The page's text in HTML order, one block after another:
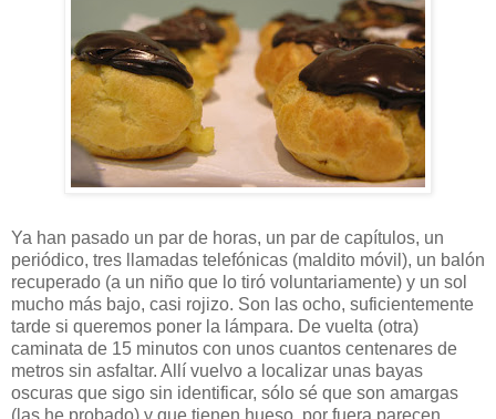
Ya han pasado un par de horas, un par de capítulos, un
periódico, tres llamadas telefónicas (maldito móvil), un balón
recuperado (a un niño que lo tiró voluntariamente) y un sol
mucho más bajo, casi rojizo. Son las ocho, suficientemente
tarde si queremos poner la lámpara. De vuelta (otra)
caminata de 15 minutos con unos cuantos centenares de
metros sin asfaltar. Allí vuelvo a localizar unas bayas
oscuras que sigo sin identificar, sólo sé que son amargas
(las he probado) y que tienen hueso, por fuera parecen